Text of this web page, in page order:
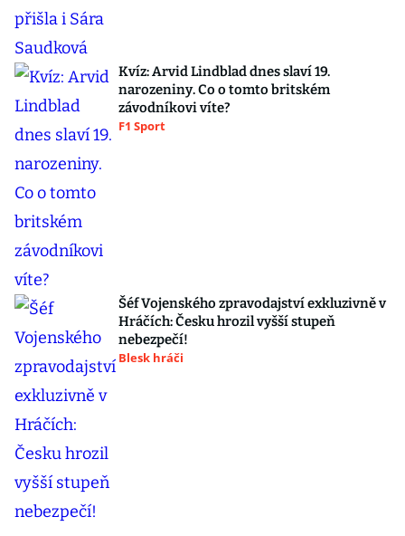
Kvíz: Arvid Lindblad dnes slaví 19.
narozeniny. Co o tomto britském
závodníkovi víte?
F1 Sport
Šéf Vojenského zpravodajství exkluzivně v
Hráčích: Česku hrozil vyšší stupeň
nebezpečí!
Blesk hráči